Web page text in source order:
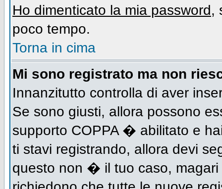
Ho dimenticato la mia password,
poco tempo.
Torna in cima
Mi sono registrato ma non
Innanzitutto controlla di aver
Se sono giusti, allora possono
supporto COPPA � abilitato e
ti stavi registrando, allora devi
questo non � il tuo caso,